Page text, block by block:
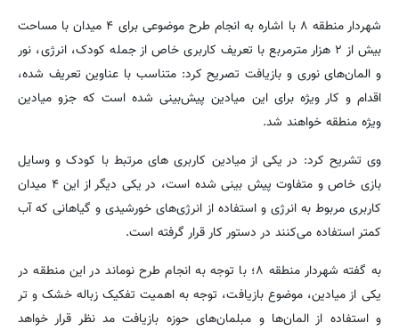
شهردار منطقه ۸ با اشاره به انجام طرح موضوعی برای ۴ میدان با مساحت
بیش از ۲ هزار مترمربع با تعریف کاربری خاص از جمله کودک، انرژی، نور
و المان‌های نوری و بازیافت تصریح کرد: متناسب با عناوین تعریف شده،
اقدام و کار ویژه برای این میادین پیش‌بینی شده است که جزو میادین
ویژه منطقه خواهند شد.
وی تشریح کرد: در یکی از میادین کاربری های مرتبط با کودک و وسایل
بازی خاص و متفاوت پیش بینی شده است، در یکی دیگر از این ۴ میدان
کاربری مربوط به انرژی و استفاده از انرژی‌های خورشیدی و گیاهانی که آب
کمتر استفاده می‌کنند در دستور کار قرار گرفته است.
به گفته شهردار منطقه ۸؛ با توجه به انجام طرح نوماند در این منطقه در
یکی از میادین، موضوع بازیافت، توجه به اهمیت تفکیک زباله خشک و تر
و استفاده از المان‌ها و مبلمان‌های حوزه بازیافت مد نظر قرار خواهد